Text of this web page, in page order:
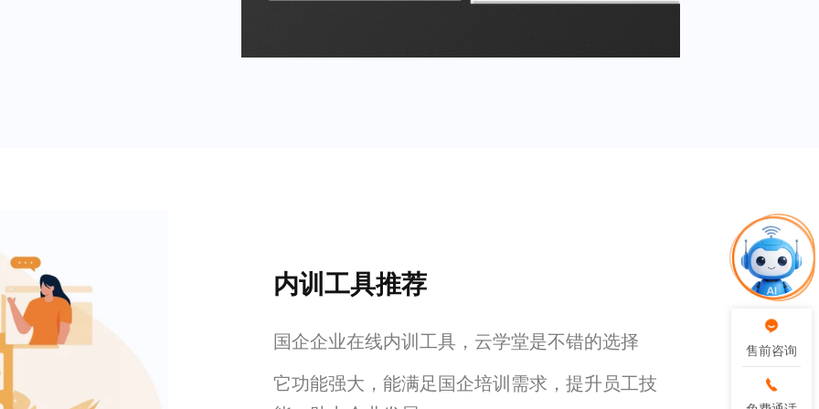
售前咨询
内训工具推荐
国企企业在线内训工具，云学堂是不错的选择
它功能强大，能满足国企培训需求，提升员工技
售前咨询